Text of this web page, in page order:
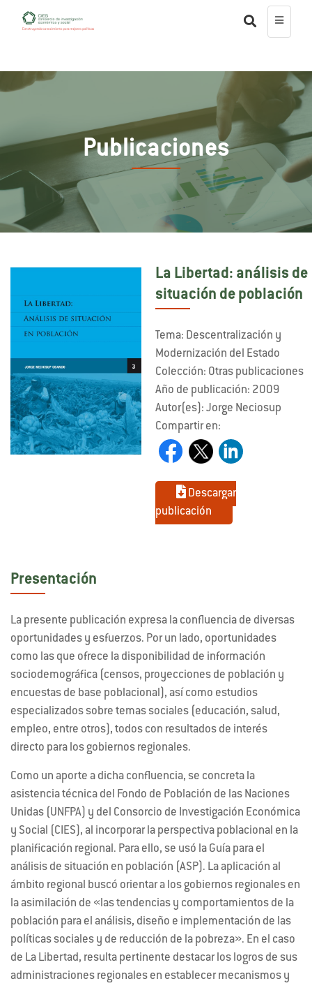
Publicaciones
La Libertad: análisis de
situación de población
Tema: Descentralización y
Modernización del Estado
Colección: Otras publicaciones
Año de publicación: 2009
Autor(es): Jorge Neciosup
Compartir en:
Descargar
publicación
Presentación
La presente publicación expresa la confluencia de diversas
oportunidades y esfuerzos. Por un lado, oportunidades
como las que ofrece la disponibilidad de información
sociodemográfica (censos, proyecciones de población y
encuestas de base poblacional), así como estudios
especializados sobre temas sociales (educación, salud,
empleo, entre otros), todos con resultados de interés
directo para los gobiernos regionales.
Como un aporte a dicha confluencia, se concreta la
asistencia técnica del Fondo de Población de las Naciones
Unidas (UNFPA) y del Consorcio de Investigación Económica
y Social (CIES), al incorporar la perspectiva poblacional en la
planificación regional. Para ello, se usó la Guía para el
análisis de situación en población (ASP). La aplicación al
ámbito regional buscó orientar a los gobiernos regionales en
la asimilación de «las tendencias y comportamientos de la
población para el análisis, diseño e implementación de las
políticas sociales y de reducción de la pobreza». En el caso
de La Libertad, resulta pertinente destacar los logros de sus
administraciones regionales en establecer mecanismos y